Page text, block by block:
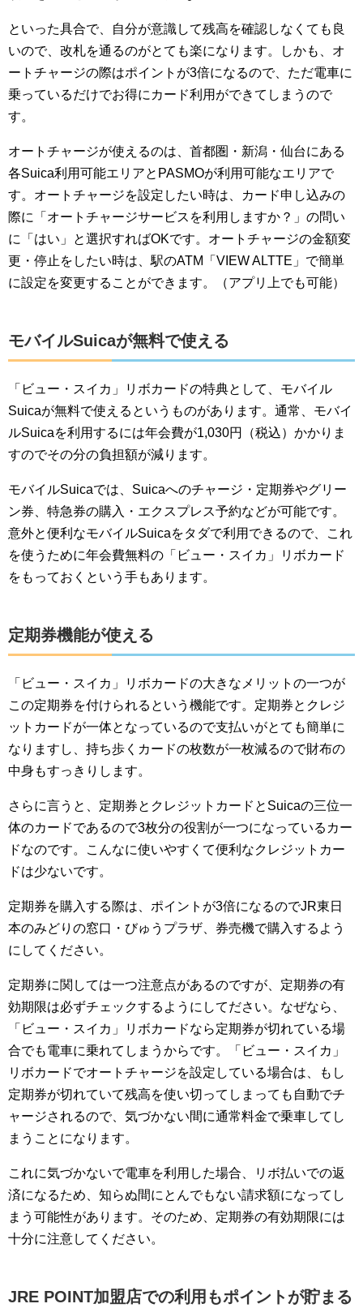
といった具合で、自分が意識して残高を確認しなくても良
いので、改札を通るのがとても楽になります。しかも、オ
ートチャージの際はポイントが3倍になるので、ただ電車に
乗っているだけでお得にカード利用ができてしまうので
す。
オートチャージが使えるのは、首都圏・新潟・仙台にある
各Suica利用可能エリアとPASMOが利用可能なエリアで
す。オートチャージを設定したい時は、カード申し込みの
際に「オートチャージサービスを利用しますか？」の問い
に「はい」と選択すればOKです。オートチャージの金額変
更・停止をしたい時は、駅のATM「VIEW ALTTE」で簡単
に設定を変更することができます。（アプリ上でも可能）
モバイルSuicaが無料で使える
「ビュー・スイカ」リボカードの特典として、モバイル
Suicaが無料で使えるというものがあります。通常、モバイ
ルSuicaを利用するには年会費が1,030円（税込）かかりま
すのでその分の負担額が減ります。
モバイルSuicaでは、Suicaへのチャージ・定期券やグリー
ン券、特急券の購入・エクスプレス予約などが可能です。
意外と便利なモバイルSuicaをタダで利用できるので、これ
を使うために年会費無料の「ビュー・スイカ」リボカード
をもっておくという手もあります。
定期券機能が使える
「ビュー・スイカ」リボカードの大きなメリットの一つが
この定期券を付けられるという機能です。定期券とクレジ
ットカードが一体となっているので支払いがとても簡単に
なりますし、持ち歩くカードの枚数が一枚減るので財布の
中身もすっきりします。
さらに言うと、定期券とクレジットカードとSuicaの三位一
体のカードであるので3枚分の役割が一つになっているカー
ドなのです。こんなに使いやすくて便利なクレジットカー
ドは少ないです。
定期券を購入する際は、ポイントが3倍になるのでJR東日
本のみどりの窓口・びゅうプラザ、券売機で購入するよう
にしてください。
定期券に関しては一つ注意点があるのですが、定期券の有
効期限は必ずチェックするようにしてださい。なぜなら、
「ビュー・スイカ」リボカードなら定期券が切れている場
合でも電車に乗れてしまうからです。「ビュー・スイカ」
リボカードでオートチャージを設定している場合は、もし
定期券が切れていて残高を使い切ってしまっても自動でチ
ャージされるので、気づかない間に通常料金で乗車してし
まうことになります。
これに気づかないで電車を利用した場合、リボ払いでの返
済になるため、知らぬ間にとんでもない請求額になってし
まう可能性があります。そのため、定期券の有効期限には
十分に注意してください。
JRE POINT加盟店での利用もポイントが貯まる